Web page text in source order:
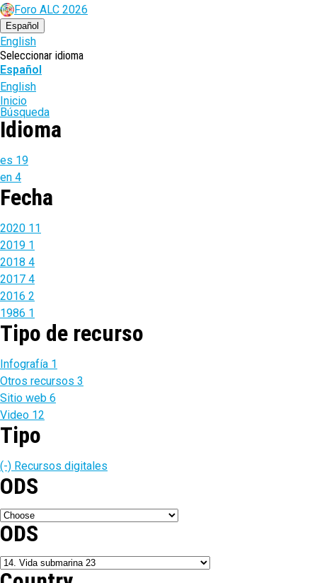
Foro ALC 2026
Español
English
Seleccionar idioma
Español
English
Ruta
de
navegación
Inicio
Búsqueda
Idioma
es 19
en 4
Fecha
2020 11
2019 1
2018 4
2017 4
2016 2
1986 1
Tipo de recurso
Infografía 1
Otros recursos 3
Sitio web 6
Video 12
Tipo
(-) Recursos digitales
ODS
ODS